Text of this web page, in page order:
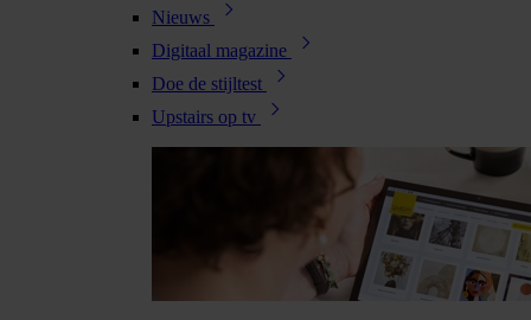
Nieuws
Digitaal magazine
Doe de stijltest
Upstairs op tv